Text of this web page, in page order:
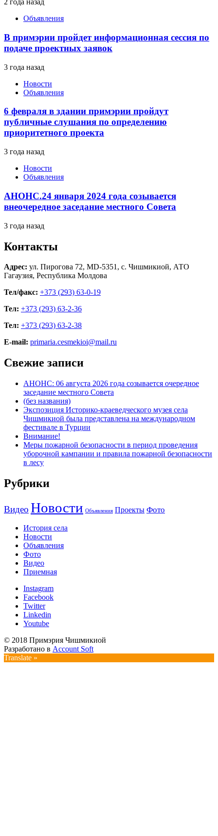
2 года назад
Объявления
В примэрии пройдет информационная сессия по
подаче проектных заявок
3 года назад
Новости
Объявления
6 февраля в здании примэрии пройдут
публичные слушания по определению
приоритетного проекта
3 года назад
Новости
Объявления
АНОНС.24 января 2024 года созывается
внеочередное заседание местного Совета
3 года назад
Контакты
Адрес: ул. Пирогова 72, MD-5351, с. Чишмикиой, АТО
Гагаузия, Республика Молдова
Тел/факс: +373 (293) 63-0-19
Тел: +373 (293) 63-2-36
Тел: +373 (293) 63-2-38
E-mail: primaria.cesmekioi@mail.ru
Свежие записи
АНОНС: 06 августа 2026 года созывается очередное
заседание местного Совета
(без названия)
Экспозиция Историко-краеведческого музея села
Чишмикиой была представлена на международном
фестивале в Турции
Внимание!
Меры пожарной безопасности в период проведения
уборочной кампании и правила пожарной безопасности
в лесу
Рубрики
Видео Новости Объявления Проекты Фото
История села
Новости
Объявления
Фото
Видео
Приемная
Instagram
Facebook
Twitter
Linkedin
Youtube
© 2018 Примэрия Чишмикиой
Разработано в Account Soft
Translate »